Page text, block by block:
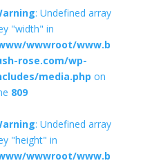
: Undefined array
"width" in
wwwroot/www.b
rose.com/wp-
media.php on
809
: Undefined array
"height" in
wwwroot/www.b